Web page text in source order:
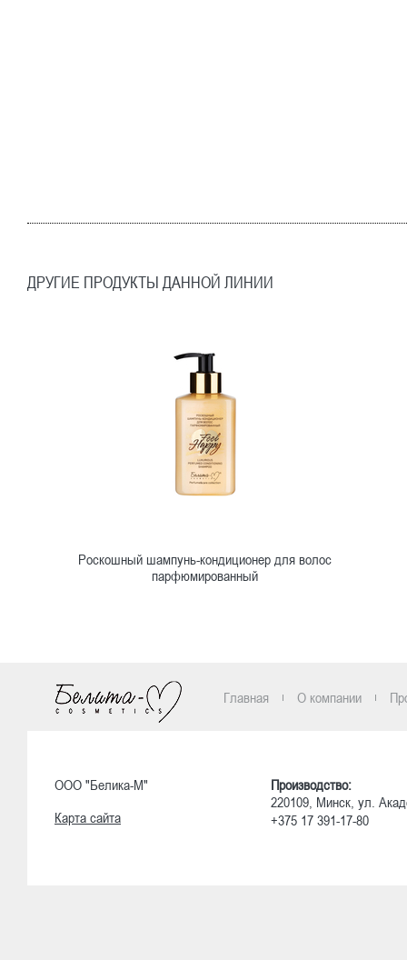
ДРУГИЕ ПРОДУКТЫ ДАННОЙ ЛИНИИ
Роскошный шампунь-кондиционер для волос
парфюмированный
Главная О компании
ООО "Белика-М"
Карта сайта
Производство:
220109, Минск, ул.
+375 17 391-17-80